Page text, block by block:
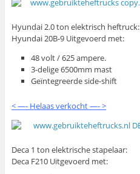
Hyundai 2.0 ton elektrisch heftruck:
Hyundai 20B-9 Uitgevoerd met:
48 volt / 625 ampere.
3-delige 6500mm mast
Geïntegreerde side-shift
< —- Helaas verkocht —- >
Deca 1 ton elektrische stapelaar:
Deca F210 Uitgevoerd met: